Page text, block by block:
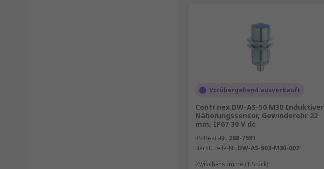
Vorübergehend ausverkauft
Contrinex DW-AS-50 M30 Induktiver
Näherungssensor, Gewinderohr 22
mm, IP67 30 V dc
RS Best.-Nr. 288-7581
Herst. Teile-Nr. DW-AS-503-M30-002
Zwischensumme (1 Stück)